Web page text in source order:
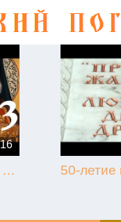
13. Слово о смерти. Игнатий Брянчанинов.